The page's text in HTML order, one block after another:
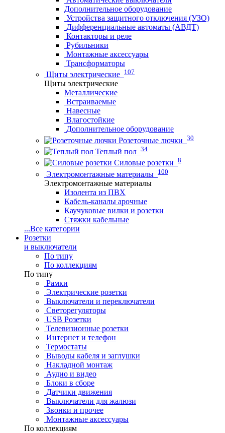
Дополнительное оборудование
Устройства защитного отключения (УЗО)
Дифференциальные автоматы (АВДТ)
Контакторы и реле
Рубильники
Монтажные аксессуары
Трансформаторы
Щиты электрические 107
Щиты электрические
Металлические
Встраиваемые
Навесные
Влагостойкие
Дополнительное оборудование
Розеточные лючки 30
Теплый пол 34
Силовые розетки 8
Электромонтажные материалы 100
Электромонтажные материалы
Изолента из ПВХ
Кабель-каналы арочные
Каучуковые вилки и розетки
Стяжки кабельные
...Все категории
Розетки
и выключатели
По типу
По коллекциям
По типу
Рамки
Электрические розетки
Выключатели и переключатели
Светорегуляторы
USB Розетки
Телевизионные розетки
Интернет и телефон
Термостаты
Выводы кабеля и заглушки
Накладной монтаж
Аудио и видео
Блоки в сборе
Датчики движения
Выключатели для жалюзи
Звонки и прочее
Монтажные аксессуары
По коллекциям